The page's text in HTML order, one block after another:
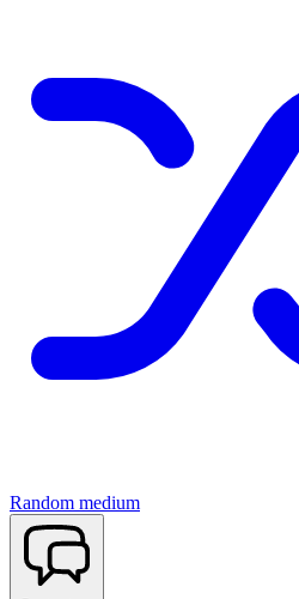
Random medium